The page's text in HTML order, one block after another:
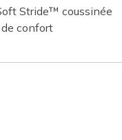
Stride™ coussinée
confort